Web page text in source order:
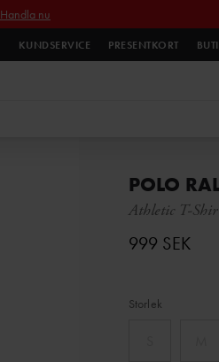
Handla nu
KUNDSERVICE PRESENTKORT
POLO
Athletic T-
999 SEK
Storlek